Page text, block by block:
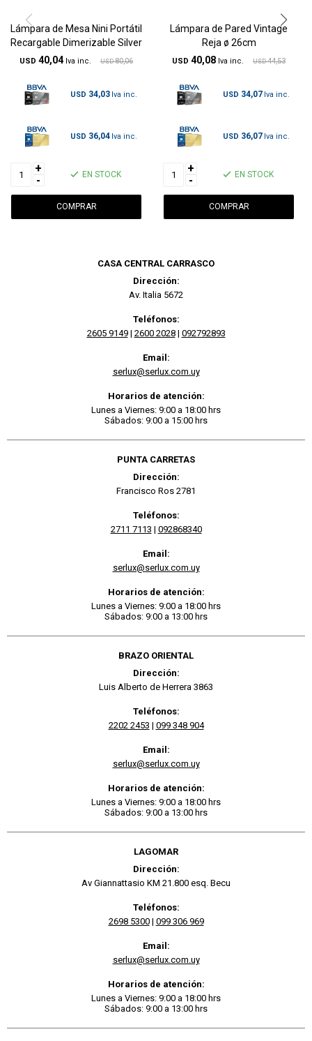
Lámpara de Mesa Nini Portátil
Recargable Dimerizable Silver
USD 40,04 USD 80,06
USD 34,03
USD 36,04
+
-
EN STOCK
Lámpara de Pared Vintage
Reja ø 26cm
USD 40,08 USD 44,53
USD 34,07
USD 36,07
+
-
EN STOCK
CASA CENTRAL CARRASCO
Dirección:
Av. Italia 5672
Teléfonos:
2605 9149| 2600 2028| 092792893
Email:
serlux@serlux.com.uy
Horarios de atención:
Lunes a Viernes: 9:00 a 18:00 hrs
Sábados: 9:00 a 15:00 hrs
PUNTA CARRETAS
Dirección:
Francisco Ros 2781
Teléfonos:
2711 7113 | 092868340
Email:
serlux@serlux.com.uy
Horarios de atención:
Lunes a Viernes: 9:00 a 18:00 hrs
Sábados: 9:00 a 13:00 hrs
BRAZO ORIENTAL
Dirección:
Luis Alberto de Herrera 3863
Teléfonos:
2202 2453 | 099 348 904
Email:
serlux@serlux.com.uy
Horarios de atención:
Lunes a Viernes: 9:00 a 18:00 hrs
Sábados: 9:00 a 13:00 hrs
LAGOMAR
Dirección:
Av Giannattasio KM 21.800 esq. Becu
Teléfonos:
2698 5300| 099 306 969
Email:
serlux@serlux.com.uy
Horarios de atención:
Lunes a Viernes: 9:00 a 18:00 hrs
Sábados: 9:00 a 13:00 hrs